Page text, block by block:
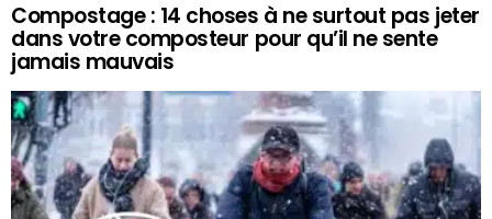
Compostage : 14 choses à ne surtout pas jeter
dans votre composteur pour qu’il ne sente
jamais mauvais